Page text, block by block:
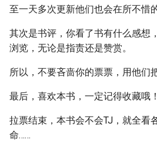
至一天多次更新他们也会在所不惜
其次是书评，你看了书有什么感想
浏览，无论是指责还是赞赏。
所以，不要吝啬你的票票，用他们
最后，喜欢本书，一定记得收藏哦！
拉票结束，本书会不会TJ，就全看
命……